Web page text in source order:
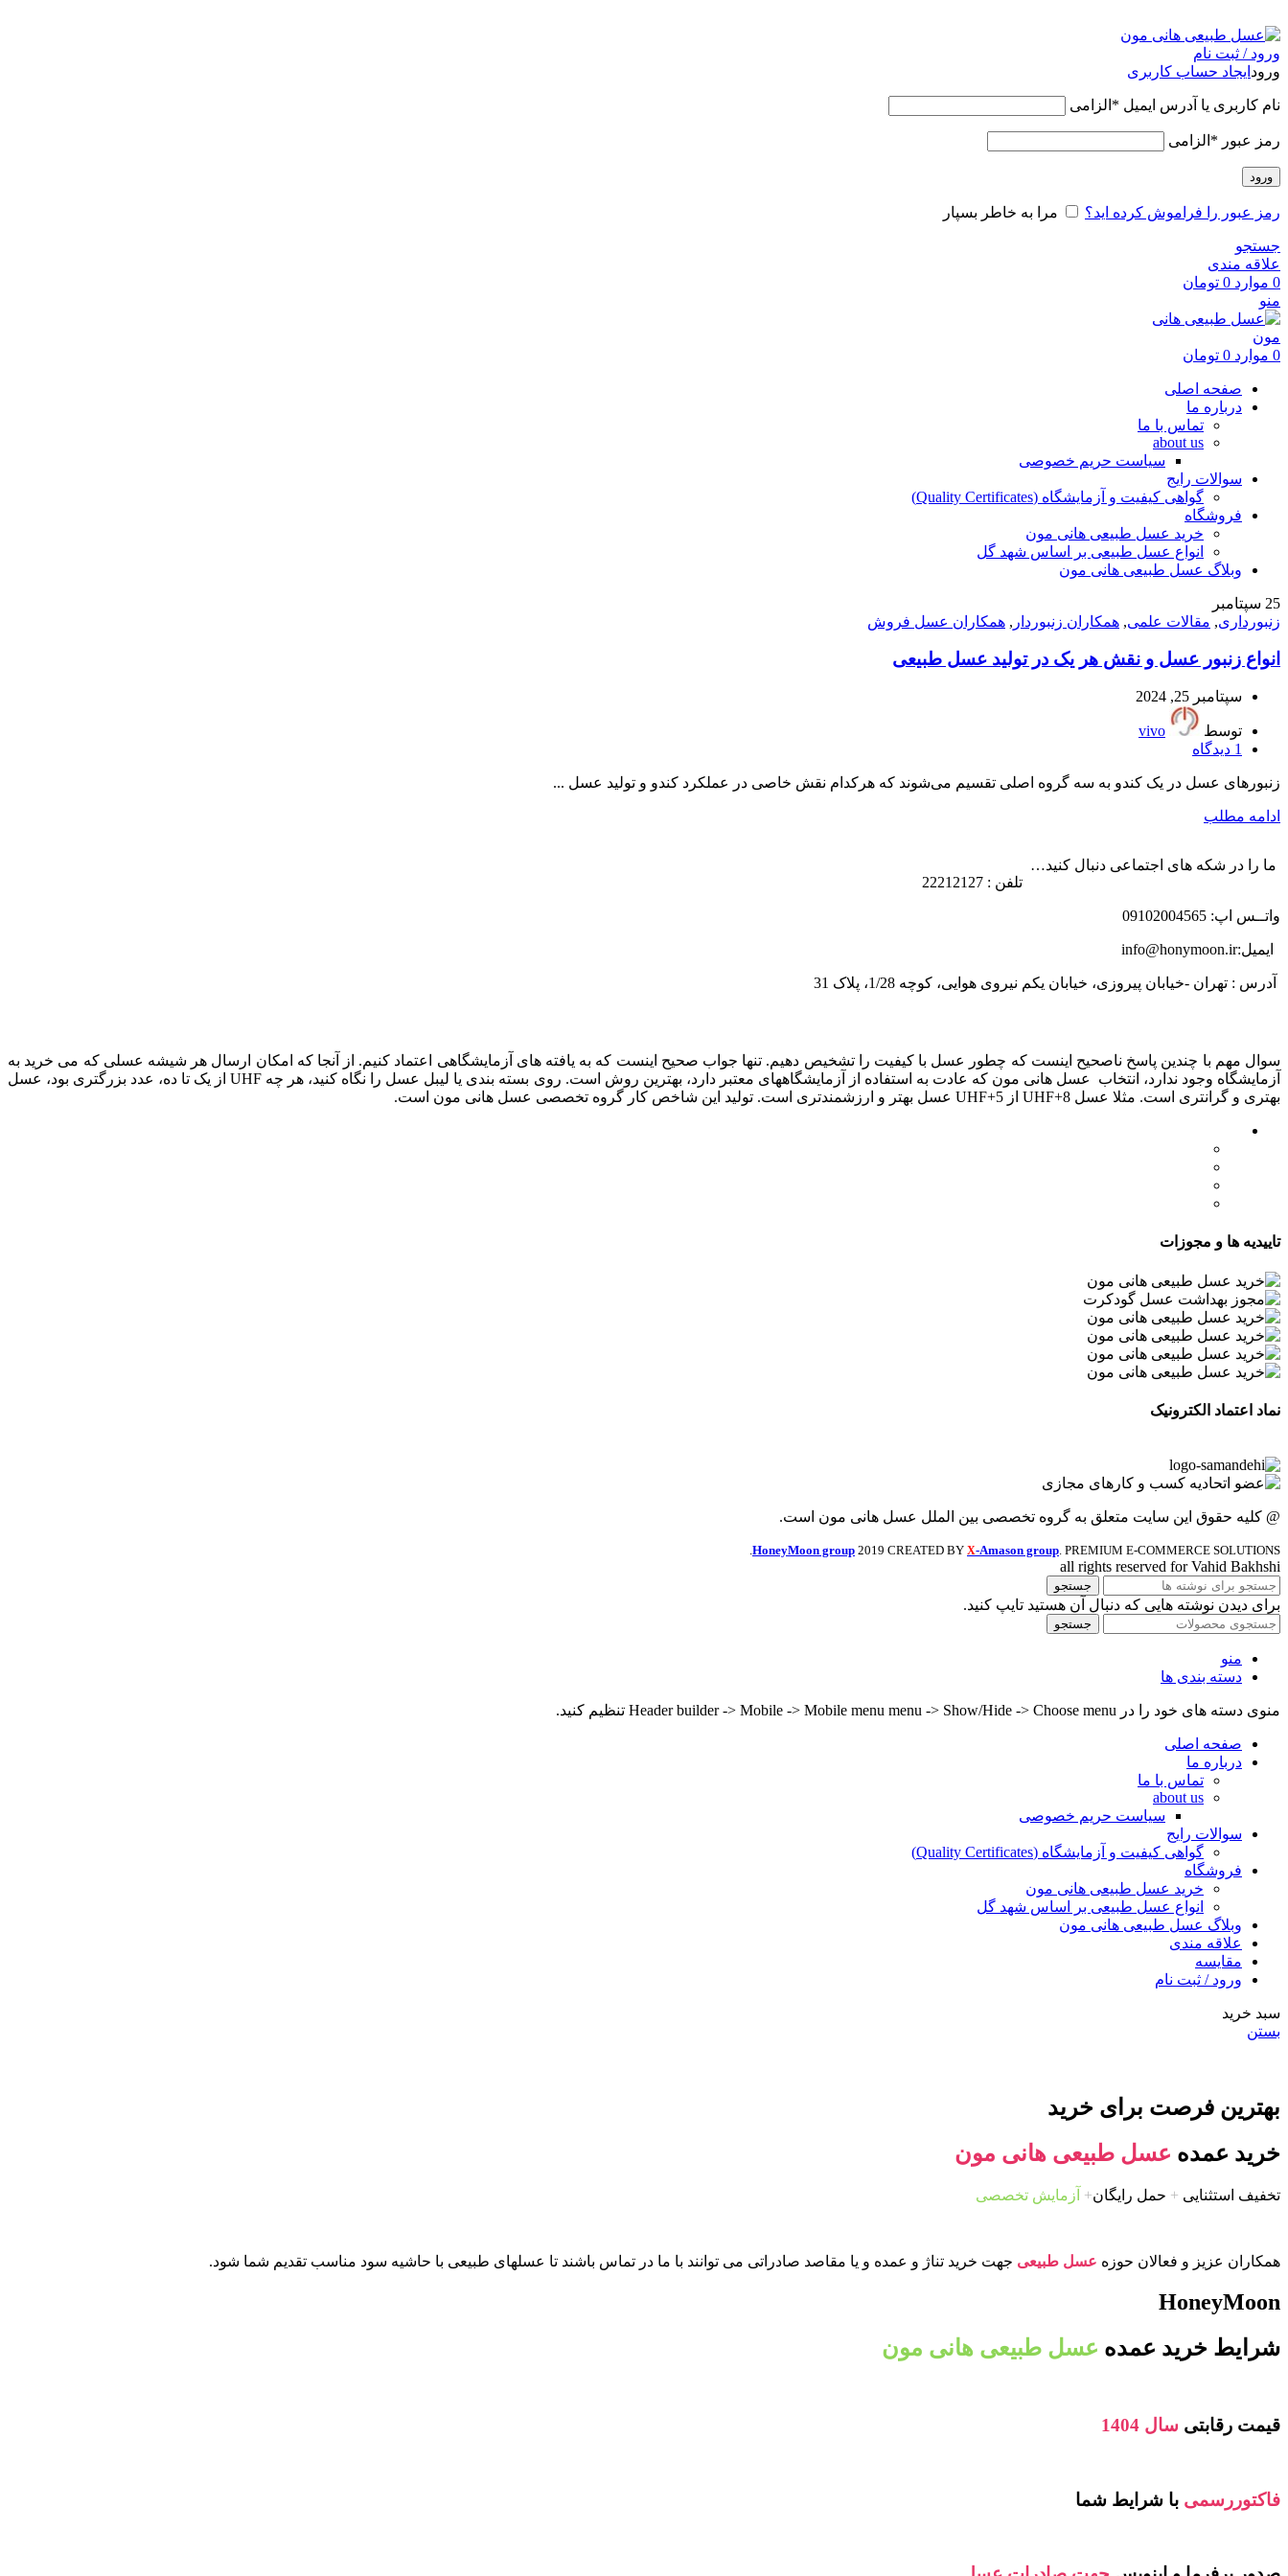
ورود / ثبت نام
ورود ایجاد حساب کاربری
نام کاربری یا آدرس ایمیل * الزامی
رمز عبور * الزامی
ورود
رمز عبور را فراموش کرده اید؟ مرا به خاطر بسپار
جستجو
علاقه مندی
0 موارد 0 تومان
منو
0 موارد 0 تومان
صفحه اصلی
درباره ما
تماس با ما
about us
سیاست حریم خصوصی
سوالات رایج
گواهی کیفیت و آزمایشگاه (Quality Certificates)
فروشگاه
خرید عسل طبیعی هانی مون
انواع عسل طبیعی بر اساس شهد گل
وبلاگ عسل طبیعی هانی مون
25 سپتامبر
زنبورداری, مقالات علمی, همکاران زنبوردار , همکاران عسل فروش
انواع زنبور عسل و نقش هر یک در تولید عسل طبیعی
سپتامبر 25, 2024
توسط
vivo
1 دیدگاه
زنبورهای عسل در یک کندو به سه گروه اصلی تقسیم می‌شوند که هرکدام نقش خاصی در عملکرد کندو و تولید عسل ...
ادامه مطلب
ما را در شکه های اجتماعی دنبال کنید…
تلفن : 22212127
واتــس اپ: 09102004565
ایمیل:info@honymoon.ir
آدرس : تهران -خیابان پیروزی، خیابان یکم نیروی هوایی، کوچه 1/28، پلاک 31
سوال مهم با چندین پاسخ ناصحیح اینست که چطور عسل با کیفیت را تشخیص دهیم. تنها جواب صحیح اینست که به یافته های آزمایشگاهی اعتماد کنیم. از آنجا که امکان ارسال هر شیشه عسلی که می خرید به
آزمایشگاه وجود ندارد، انتخاب عسل هانی مون که عادت به استفاده از آزمایشگاههای معتبر دارد، بهترین روش است. روی بسته بندی یا لیبل عسل را نگاه کنید، هر چه UHF از یک تا ده، عدد بزرگتری بود، عسل
بهتری و گرانتری است. مثلا عسل UHF+8 از UHF+5 عسل بهتر و ارزشمندتری است. تولید این شاخص کار گروه تخصصی عسل هانی مون است.
تاییدیه ها و مجوزات
نماد اعتماد الکترونیک
@ کلیه حقوق این سایت متعلق به گروه تخصصی بین الملل عسل هانی مون است.
HoneyMoon group 2019 CREATED BY X-Amason group. PREMIUM E-COMMERCE SOLUTIONS.
all rights reserved for Vahid Bakhshi
جستجو
برای دیدن نوشته هایی که دنبال آن هستید تایپ کنید.
جستجو
منو
دسته بندی ها
منوی دسته های خود را در Header builder -> Mobile -> Mobile menu menu -> Show/Hide -> Choose menu تنظیم کنید.
صفحه اصلی
درباره ما
تماس با ما
about us
سیاست حریم خصوصی
سوالات رایج
گواهی کیفیت و آزمایشگاه (Quality Certificates)
فروشگاه
خرید عسل طبیعی هانی مون
انواع عسل طبیعی بر اساس شهد گل
وبلاگ عسل طبیعی هانی مون
علاقه مندی
مقایسه
ورود / ثبت نام
سبد خرید
بستن
بهترین فرصت برای خرید
خرید عمده عسل طبیعی هانی مون
تخفیف استثنایی + حمل رایگان+ آزمایش تخصصی
همکاران عزیز و فعالان حوزه عسل طبیعی جهت خرید تناژ و عمده و یا مقاصد صادراتی می توانند با ما در تماس باشند تا عسلهای طبیعی با حاشیه سود مناسب تقدیم شما شود.
HoneyMoon
شرایط خرید عمده عسل طبیعی هانی مون
قیمت رقابتی سال 1404
فاکتوررسمی با شرایط شما